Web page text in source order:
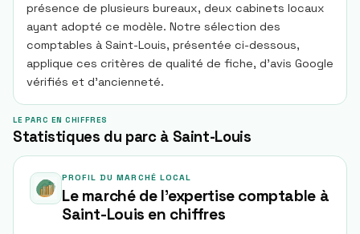
présence de plusieurs bureaux, deux cabinets locaux
ayant adopté ce modèle. Notre sélection des
comptables à Saint-Louis, présentée ci-dessous,
applique ces critères de qualité de fiche, d’avis Google
vérifiés et d’ancienneté.
LE PARC EN CHIFFRES
Statistiques du parc à Saint-Louis
PROFIL DU MARCHÉ LOCAL
Le marché de l'expertise comptable à
Saint-Louis en chiffres